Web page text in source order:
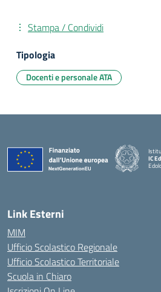
Stampa / Condividi
Tipologia
Docenti e personale ATA
IC
Link Esterni
MIM
Ufficio Scolastico Regionale
Ufficio Scolastico Territoriale
Scuola in Chiaro